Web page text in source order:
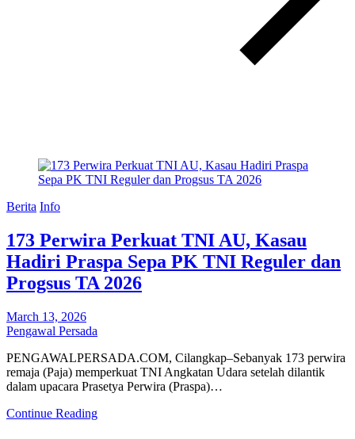
Berita Info
173 Perwira Perkuat TNI AU, Kasau
Hadiri Praspa Sepa PK TNI Reguler dan
Progsus TA 2026
March 13, 2026
Pengawal Persada
PENGAWALPERSADA.COM, Cilangkap–Sebanyak 173 perwira
remaja (Paja) memperkuat TNI Angkatan Udara setelah dilantik
dalam upacara Prasetya Perwira (Praspa)…
Continue Reading